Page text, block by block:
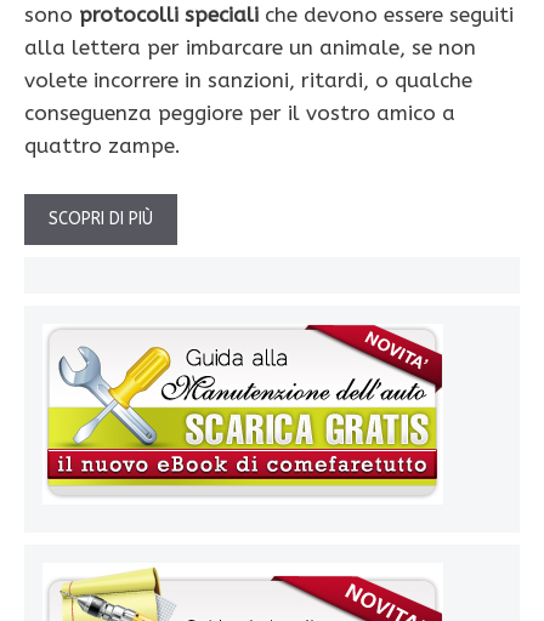
sono protocolli speciali che devono essere seguiti
alla lettera per imbarcare un animale, se non
volete incorrere in sanzioni, ritardi, o qualche
conseguenza peggiore per il vostro amico a
quattro zampe.
SCOPRI DI PIÙ